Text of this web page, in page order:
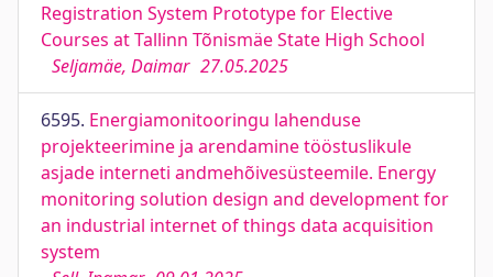
Registration System Prototype for Elective
Courses at Tallinn Tõnismäe State High School
Seljamäe, Daimar 27.05.2025
6595. Energiamonitooringu lahenduse
projekteerimine ja arendamine tööstuslikule
asjade interneti andmehõivesüsteemile. Energy
monitoring solution design and development for
an industrial internet of things data acquisition
system